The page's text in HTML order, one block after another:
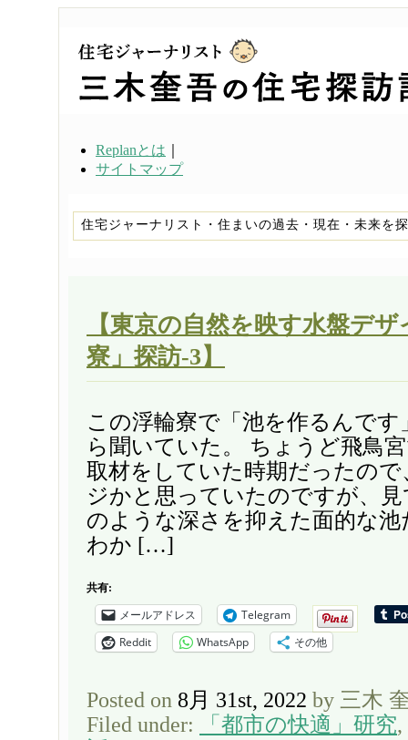
Replanとは
サイトマップ
住宅ジャーナリスト・住まいの過去・現在・未来を
【東京の自然を映す水盤デ
寮」探訪-3】
この浮輪寮で「池を作るんで
ら聞いていた。 ちょうど飛鳥
取材をしていた時期だったの
ジかと思っていたのですが、
のような深さを抑えた面的な
わか […]
共有:
メールアドレス
Telegram
Reddit
WhatsApp その他
Posted on 8月 31st, 2022 by 三木
Filed under:
「都市の快適」研究,